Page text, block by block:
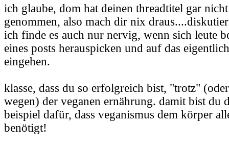
ich glaube, dom hat deinen threadtitel gar
genommen, also mach dir nix
ich finde es auch nur nervig, wenn sich leute
eines posts herauspicken und auf das
eingehen.
klasse, dass du so erfolgreich bist, "trotz"
wegen) der veganen ernährung. damit bist du
beispiel dafür, dass veganismus dem körper
benötigt!